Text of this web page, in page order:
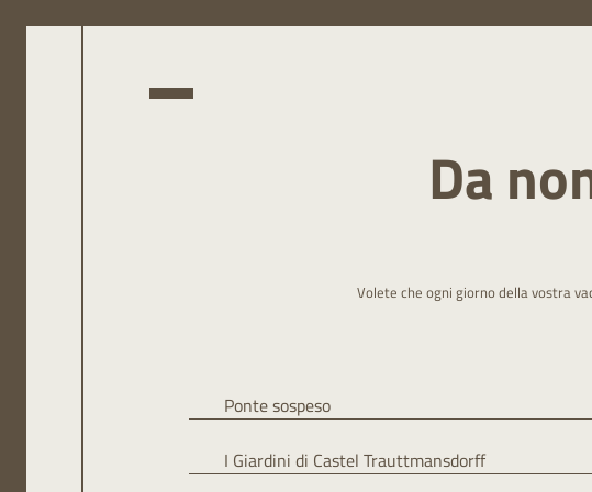
Da
Volete che ogni giorno della vostra
Ponte sospeso
vista splendida sulla gola dai mille gradini ed è molto
I Giardini di Castel Trauttmansdorff